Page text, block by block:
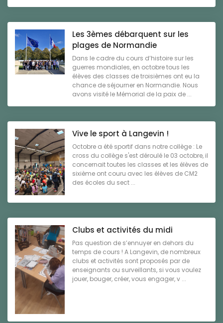
Les 3èmes débarquent sur les
plages de Normandie
Dans le cadre du cours d’histoire sur les
guerres mondiales, en octobre tous les
élèves des classes de troisièmes ont eu la
chance de séjourner en Normandie. Nous
avons visité le Mémorial de la paix de ...
Vive le sport à Langevin !
Octobre a été sportif dans notre collège : Le
cross du collège s'est déroulé le 03 octobre, il
concernait toutes les classes et les élèves de
sixième ont couru avec les élèves de CM2
des écoles du sect ...
Clubs et activités du midi
Pas question de s’ennuyer en dehors du
temps de cours ! A Langevin, de nombreux
clubs et activités sont proposés par de
enseignants ou surveillants, si vous voulez
jouer, bouger, créer, vous engager, v ...